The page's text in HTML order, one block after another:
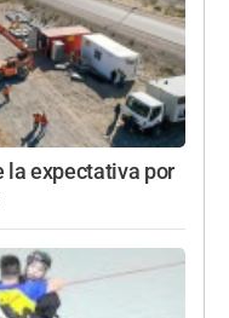
la expectativa por